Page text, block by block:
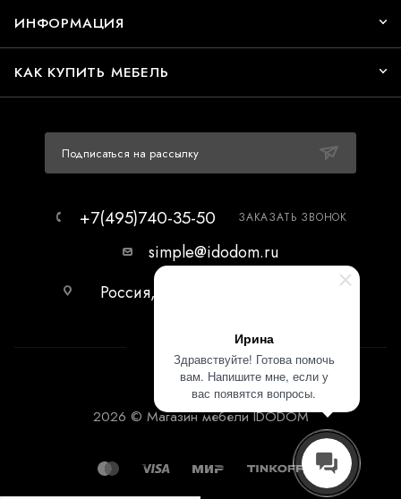
Ирина
Здравствуйте! Готова помочь
вам. Напишите мне, если у
вас появятся вопросы.
ИНФОРМАЦИЯ
КАК КУПИТЬ МЕБЕЛЬ
Подписаться на рассылку
+7(495)740-35-50 ЗАКАЗАТЬ ЗВОНОК
simple@idodom.ru
Россия, г.Москва, МЦ Гранд-2,
2026 © Магазин мебели IDODOM